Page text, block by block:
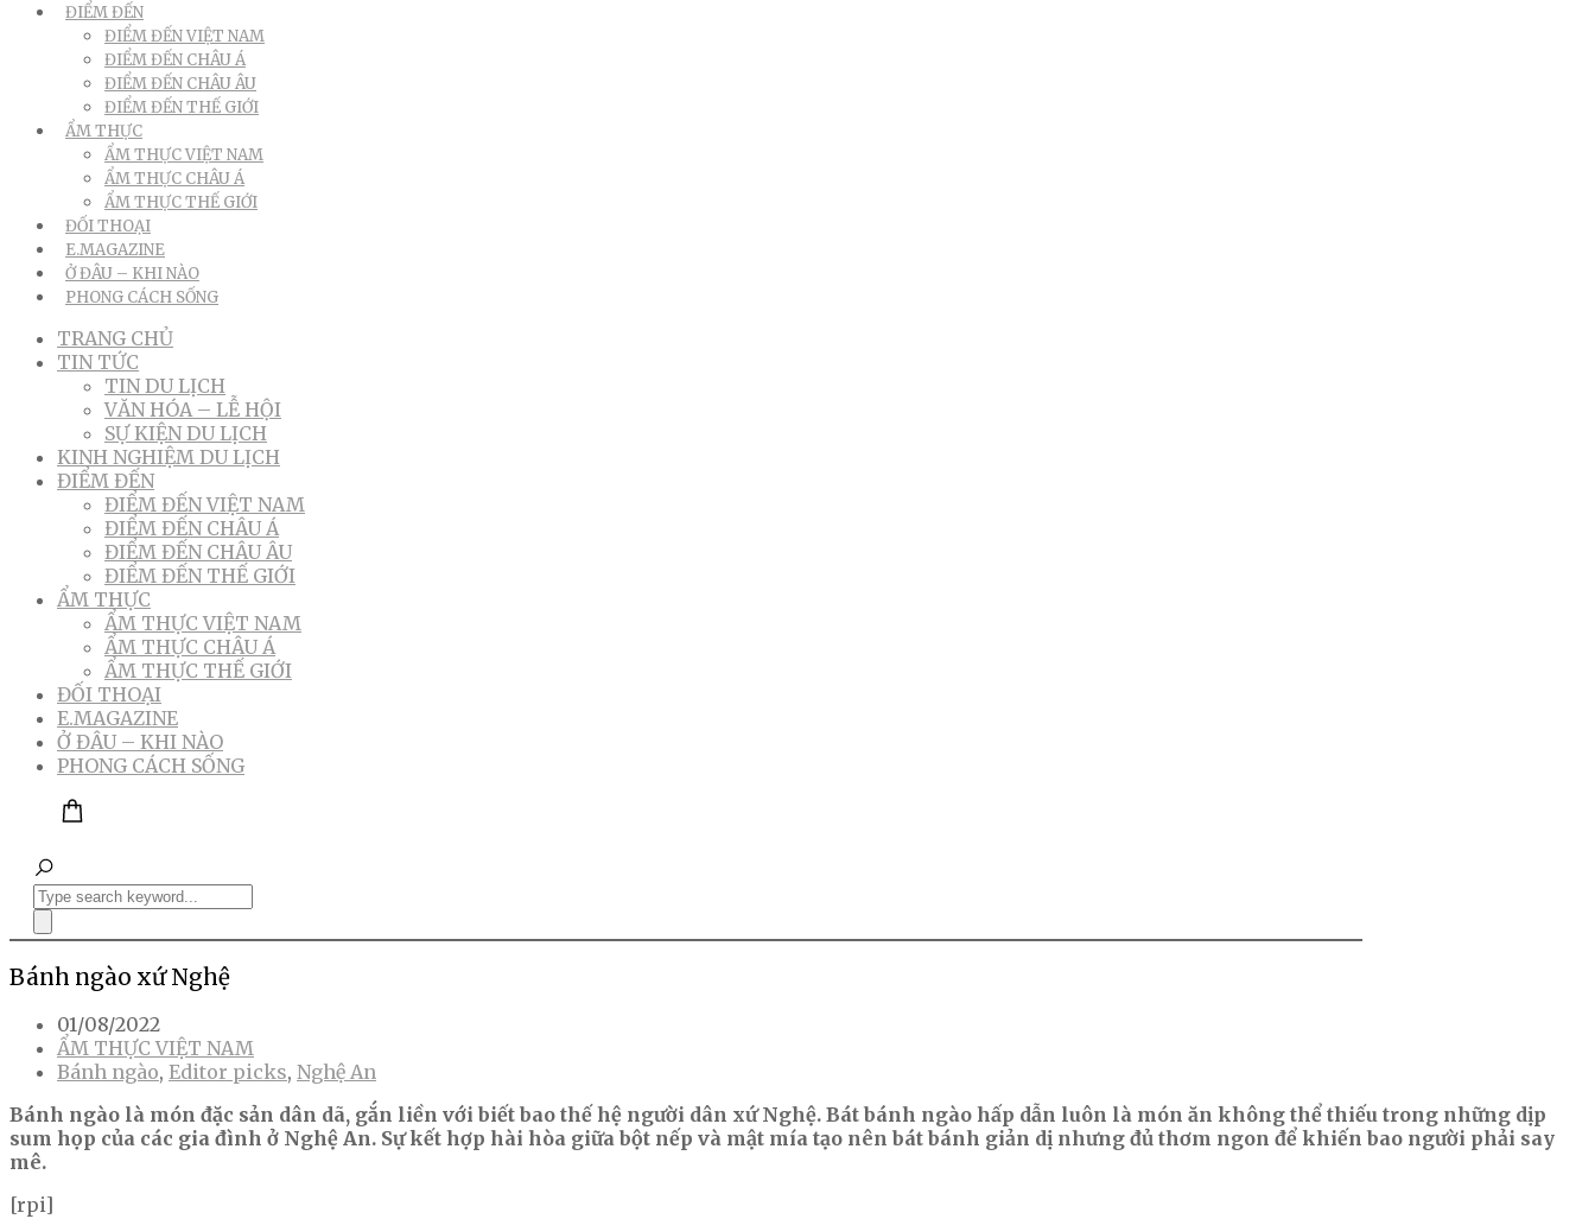
ĐIỂM ĐẾN
ĐIỂM ĐẾN VIỆT NAM
ĐIỂM ĐẾN CHÂU Á
ĐIỂM ĐẾN CHÂU ÂU
ĐIỂM ĐẾN THẾ GIỚI
ẨM THỰC
ẨM THỰC VIỆT NAM
ẨM THỰC CHÂU Á
ẨM THỰC THẾ GIỚI
ĐỐI THOẠI
E.MAGAZINE
Ở ĐÂU – KHI NÀO
PHONG CÁCH SỐNG
TRANG CHỦ
TIN TỨC
TIN DU LỊCH
VĂN HÓA – LỄ HỘI
SỰ KIỆN DU LỊCH
KINH NGHIỆM DU LỊCH
ĐIỂM ĐẾN
ĐIỂM ĐẾN VIỆT NAM
ĐIỂM ĐẾN CHÂU Á
ĐIỂM ĐẾN CHÂU ÂU
ĐIỂM ĐẾN THẾ GIỚI
ẨM THỰC
ẨM THỰC VIỆT NAM
ẨM THỰC CHÂU Á
ẨM THỰC THẾ GIỚI
ĐỐI THOẠI
E.MAGAZINE
Ở ĐÂU – KHI NÀO
PHONG CÁCH SỐNG
Bánh ngào xứ Nghệ
01/08/2022
ẨM THỰC VIỆT NAM
Bánh ngào, Editor picks, Nghệ An
Bánh ngào là món đặc sản dân dã, gắn liền với biết bao thế hệ người dân xứ Nghệ. Bát bánh ngào hấp dẫn luôn là món ăn không thể thiếu trong những dịp
sum họp của các gia đình ở Nghệ An. Sự kết hợp hài hòa giữa bột nếp và mật mía tạo nên bát bánh giản dị nhưng đủ thơm ngon để khiến bao người phải say
mê.
[rpi]